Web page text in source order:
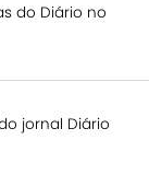
do Diário no
jornal Diário